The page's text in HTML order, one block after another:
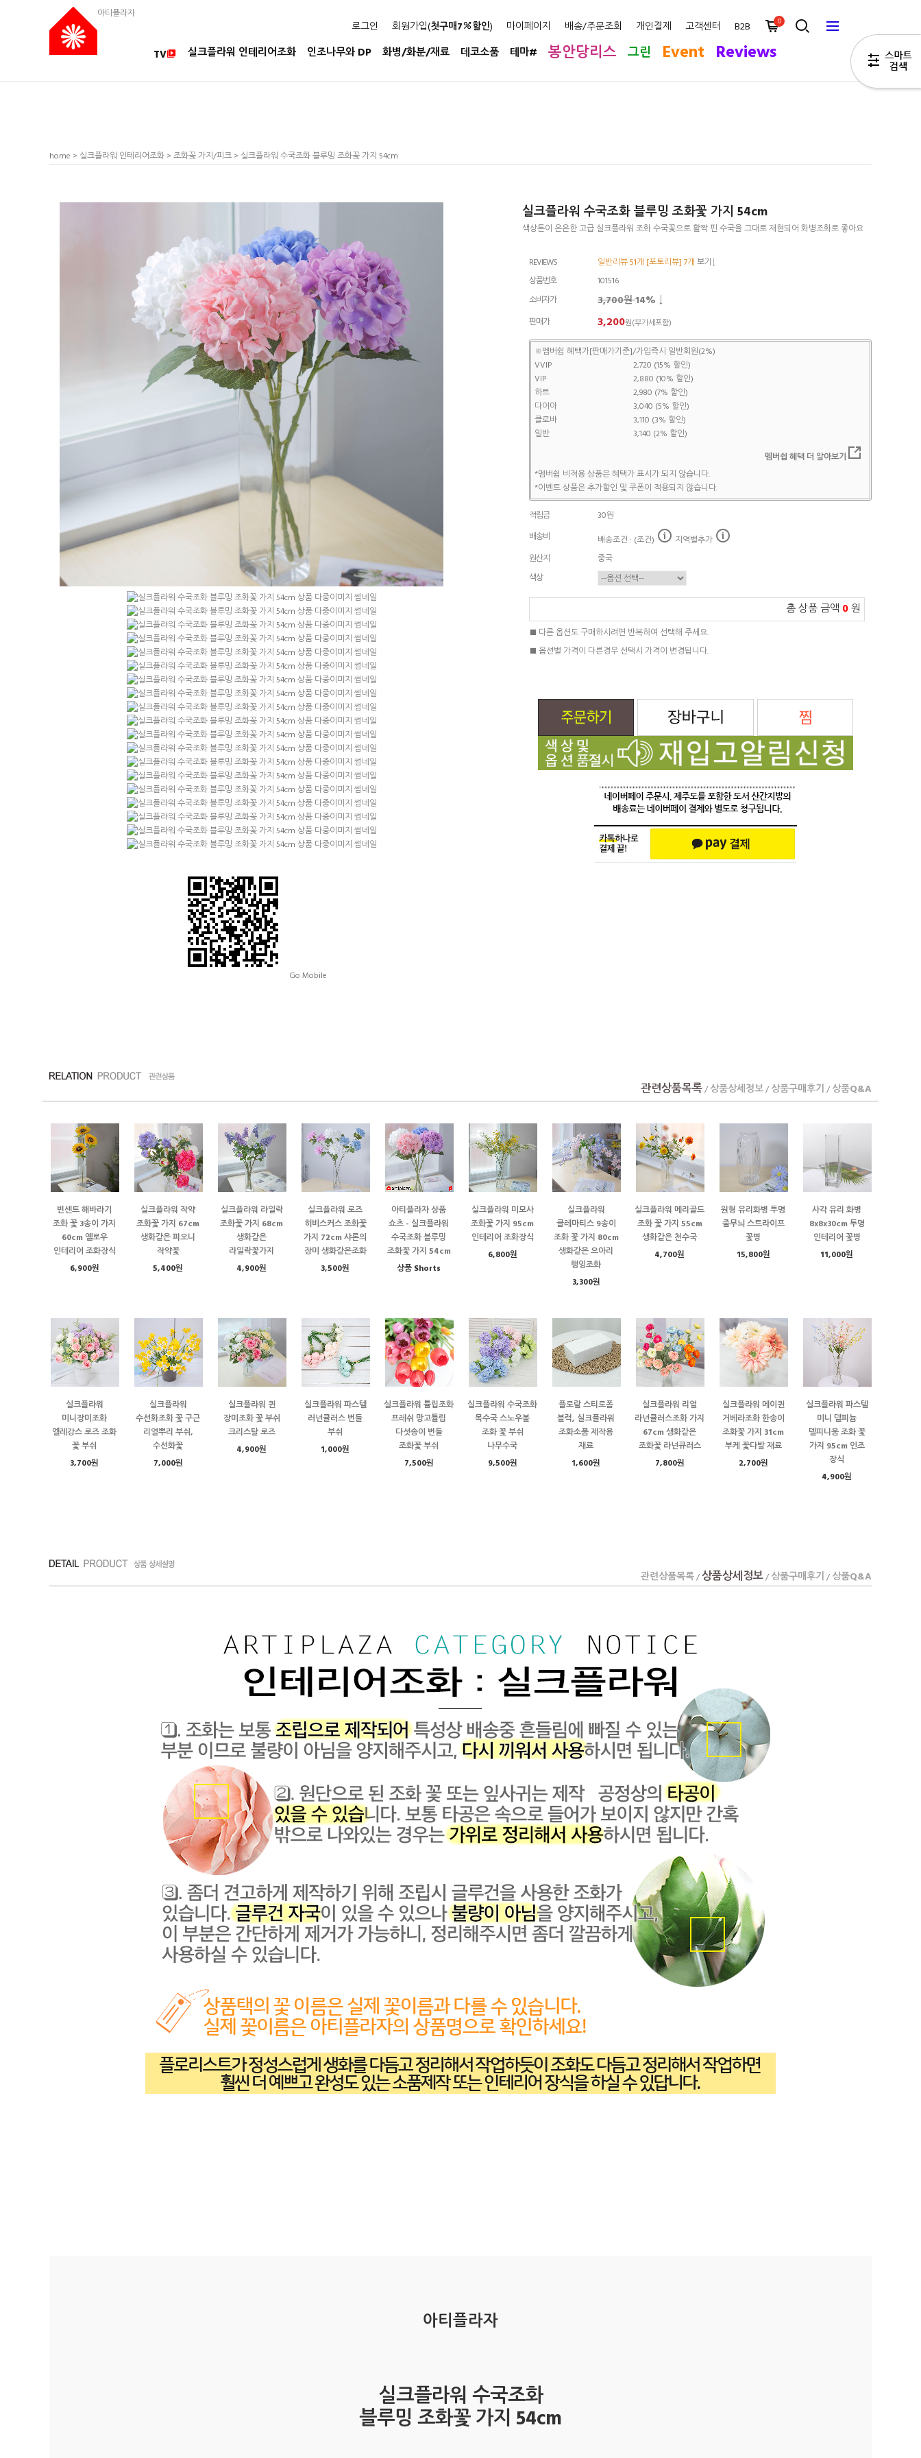
아티플라자
로그인 회원가입(첫구매7 할인) 마이페이지 배송/주문조회 개인결제 고객센터 B2B 0
TV 실크플라워 인테리어조화 인조나무와 DP 화병/화분/재료 데코소품 테마# 봉안당리스 그린 Event Reviews
home > 실크플라워 인테리어조화 > 조화꽃 가지/피크 > 실크플라워 수국조화 블루밍 조화꽃 가지 54cm
Go Mobile
실크플라워 수국조화 블루밍 조화꽃 가지 54cm
색상톤이 은은한 고급 실크플라워 조화 수국꽃으로 활짝 핀 수국을 그대로 재현되어 화병조화로 좋아요
REVIEWS 일반리뷰 51개 [포토리뷰] 7개 보기↓
상품번호
101516
소비자가
3,700원14% ↓
판매가 3,200원(부가세포함)
※멤버쉽 혜택가[판매가기준]/가입즉시 일반회원(2%)
VVIP
2,720 (15% 할인)
VIP
2,880 (10% 할인)
하트
2,980 (7% 할인)
다이아
3,040 (5% 할인)
클로바
3,110 (3% 할인)
일반
3,140 (2% 할인)
멤버쉽 혜택 더 알아보기
*멤버쉽 비적용 상품은 혜택가 표시가 되지 않습니다.
*이벤트 상품은 추가할인 및 쿠폰이 적용되지 않습니다.
적립금
30원
배송비
배송조건 : (조건)
지역별추가
원산지
중국
색상
총 상품 금액 0원
■ 다른 옵션도 구매하시려면 반복하여 선택해 주세요.
■ 옵션별 가격이 다른경우 선택시 가격이 변경됩니다.
관련상품목록/ 상품상세정보/ 상품구매후기 / 상품Q&A
빈센트 해바라기
조화 꽃 3송이 가지
60cm 옐로우
인테리어 조화장식
6,900원
실크플라워 작약
조화꽃 가지 67cm
생화같은 피오니
작약꽃
5,400원
실크플라워 라일락
조화꽃 가지 68cm
생화같은
라일락꽃가지
4,900원
실크플라워 로즈
히비스커스 조화꽃
가지 72cm 샤론의
장미 생화같은조화
3,500원
아티플라자 상품
쇼츠 - 실크플라워
수국조화 블루밍
조화꽃 가지 54cm
상품 Shorts
실크플라워 미모사
조화꽃 가지 95cm
인테리어 조화장식
6,800원
실크플라워
클레마티스 9송이
조화 꽃 가지 80cm
생화같은 으아리
행잉조화
3,300원
실크플라워 메리골드
조화 꽃 가지 55cm
생화같은 천수국
4,700원
원형 유리화병 투명
줄무늬 스트라이프
꽃병
15,800원
사각 유리 화병
8x8x30cm 투명
인테리어 꽃병
11,000원
실크플라워
미니장미조화
엘레강스 로즈 조화
꽃 부쉬
3,700원
실크플라워
수선화조화 꽃 구근
리얼뿌리 부쉬,
수선화꽃
7,000원
실크플라워 퀸
장미조화 꽃 부쉬
크리스탈 로즈
4,900원
실크플라워 파스텔
러넌큘러스 번들
부쉬
1,000원
실크플라워 튤립조화
프레쉬 망고튤립
다섯송이 번들
조화꽃 부쉬
7,500원
실크플라워 수국조화
목수국 스노우볼
조화 꽃 부쉬
나무수국
9,500원
플로랄 스티로폼
블럭, 실크플라워
조화소품 제작용
재료
1,600원
실크플라워 리얼
라넌큘러스조화 가지
67cm 생화같은
조화꽃 라넌큐러스
7,800원
실크플라워 메이퀸
거베라조화 한송이
조화꽃 가지 31cm
부케 꽃다발 재료
2,700원
실크플라워 파스텔
미니 델피늄
델피니움 조화 꽃
가지 95cm 인조
장식
4,900원
관련상품목록/상품상세정보/ 상품구매후기 / 상품Q&A
아티플라자
실크플라워 수국조화
블루밍 조화꽃 가지 54cm